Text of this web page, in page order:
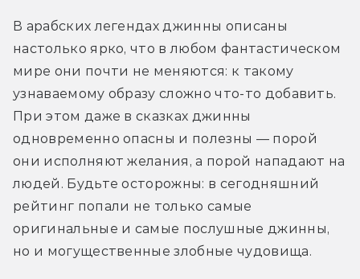
В арабских легендах джинны описаны
настолько ярко, что в любом фантастическом
мире они почти не меняются: к такому
узнаваемому образу сложно что-то добавить.
При этом даже в сказках джинны
одновременно опасны и полезны — порой
они исполняют желания, а порой нападают на
людей. Будьте осторожны: в сегодняшний
рейтинг попали не только самые
оригинальные и самые послушные джинны,
но и могущественные злобные чудовища.